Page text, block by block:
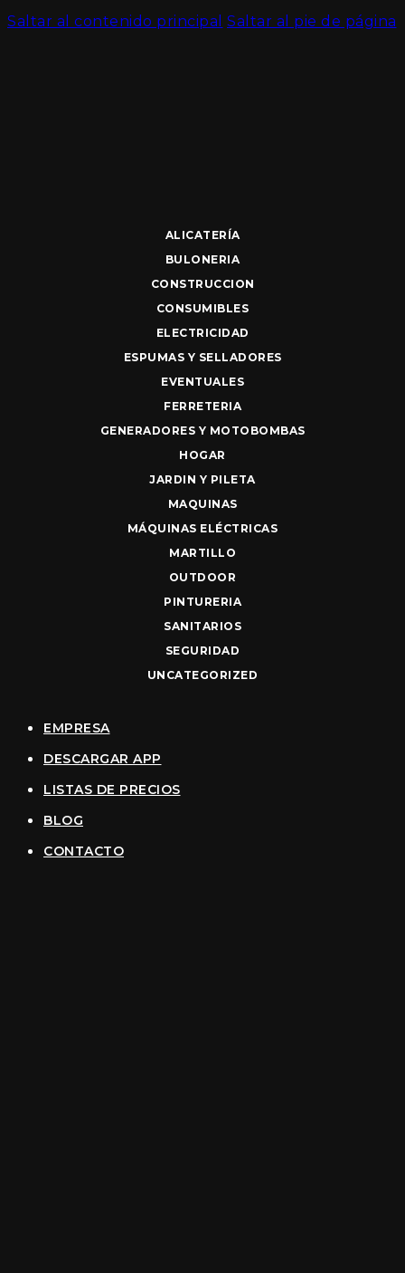
Saltar al contenido principal Saltar al pie de página
ALICATERÍA
BULONERIA
CONSTRUCCION
CONSUMIBLES
ELECTRICIDAD
ESPUMAS Y SELLADORES
EVENTUALES
FERRETERIA
GENERADORES Y MOTOBOMBAS
HOGAR
JARDIN Y PILETA
MAQUINAS
MÁQUINAS ELÉCTRICAS
MARTILLO
OUTDOOR
PINTURERIA
SANITARIOS
SEGURIDAD
UNCATEGORIZED
EMPRESA
DESCARGAR APP
LISTAS DE PRECIOS
BLOG
CONTACTO